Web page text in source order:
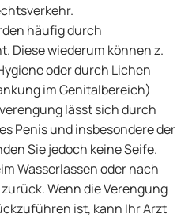
häufig durch
Diese wiederum können z.
oder durch Lichen
im Genitalbereich)
lässt sich durch
Penis und insbesondere der
Sie jedoch keine Seife.
Wasserlassen oder nach
Wenn die Verengung
ist, kann Ihr Arzt